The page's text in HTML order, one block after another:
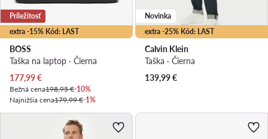
extra -15% Kód: LAST
Príležitosť
BOSS
Taška na laptop · Čierna
Aktuálna cena
177,99€
Bežná cena198,95 €-10%
Najnižšia cena179,99 €-1%
extra -25% Kód: LAST
Novinka
Calvin Klein
Taška · Čierna
139,99€